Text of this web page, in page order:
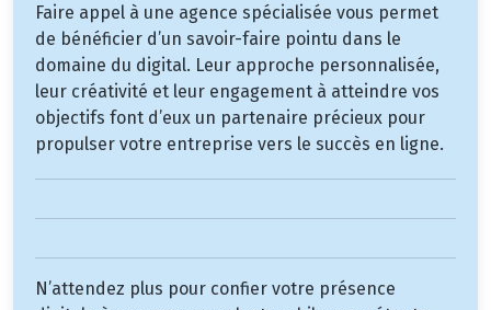
Faire appel à une agence spécialisée vous permet
de bénéficier d’un savoir-faire pointu dans le
domaine du digital. Leur approche personnalisée,
leur créativité et leur engagement à atteindre vos
objectifs font d’eux un partenaire précieux pour
propulser votre entreprise vers le succès en ligne.
N’attendez plus pour confier votre présence